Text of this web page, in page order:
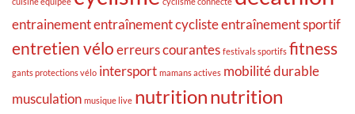
entrainemententraînement cyclisteentraînement sportif
entretien véloerreurs courantes festivals sportifs fitness
gants protections vélo intersport mamans actives mobilité durable
musculation musique live nutritionnutrition